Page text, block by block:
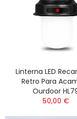
Linterna LED
Retro Para
Ourdoor
50,00 €